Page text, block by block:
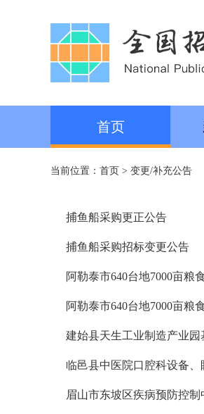
首页
当前位置： 首页 > 变更/补充公告
捕鱼船采购更正公告
捕鱼船采购招标变更公告
阿勒泰市640台地7000亩粮
阿勒泰市640台地7000亩粮
建始县天生工业制造产业
临邑县中医院口腔科设备
眉山市东坡区疾病预防控